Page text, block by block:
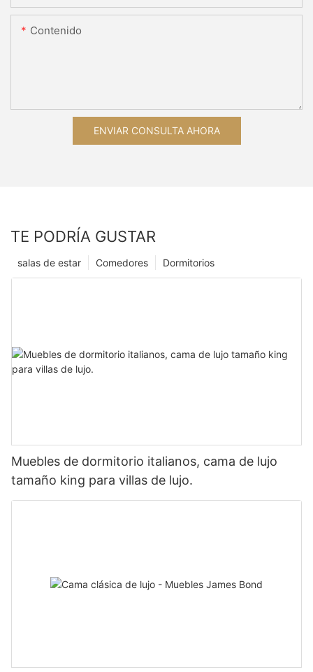
Contenido
ENVIAR CONSULTA AHORA
TE PODRÍA GUSTAR
Dormitorios
Comedores
salas de estar
Muebles de dormitorio italianos, cama de lujo
tamaño king para villas de lujo.